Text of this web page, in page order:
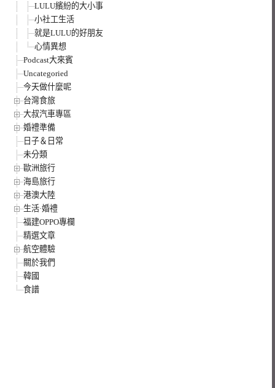
LULU繽紛的大小事
小社工生活
就是LULU的好朋友
心情異想
Podcast大來賓
Uncategoried
今天做什麼呢
台灣食旅
大叔汽車專區
婚禮準備
日子＆日常
未分類
歐洲旅行
海島旅行
港澳大陸
生活·婚禮
福建OPPO專欄
精選文章
航空體驗
關於我們
韓國
食譜